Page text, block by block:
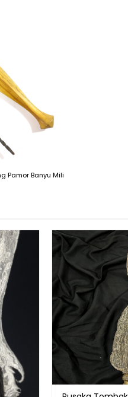
Pamor Banyu Mili